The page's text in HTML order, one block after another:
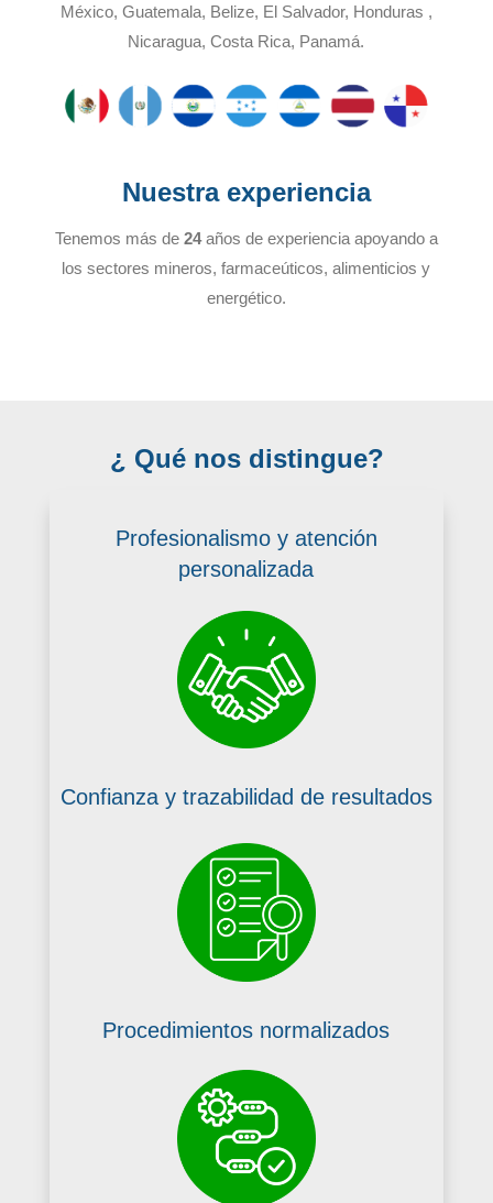
México, Guatemala, Belize, El Salvador, Honduras ,
Nicaragua, Costa Rica, Panamá.
Nuestra experiencia
Tenemos más de 24años de experiencia apoyando a
los sectores mineros, farmaceúticos, alimenticios y
energético.
¿ Qué nos distingue?
Profesionalismo y atención
personalizada
Confianza y trazabilidad de resultados
Procedimientos normalizados